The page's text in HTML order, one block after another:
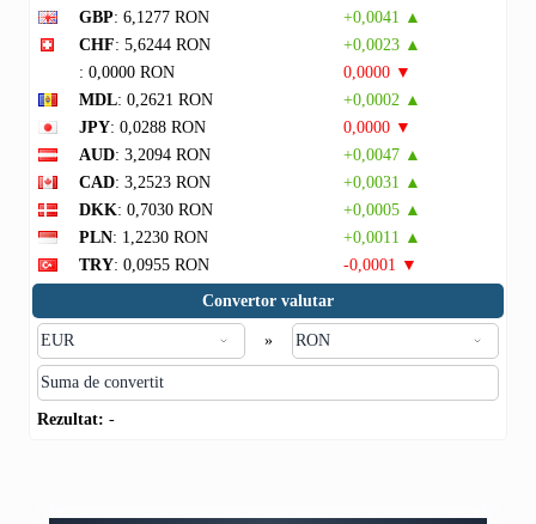
GBP: 6,1277 RON
+0,0041 ▲
CHF: 5,6244 RON
+0,0023 ▲
: 0,0000 RON
0,0000 ▼
MDL: 0,2621 RON
+0,0002 ▲
JPY: 0,0288 RON
0,0000 ▼
AUD: 3,2094 RON
+0,0047 ▲
CAD: 3,2523 RON
+0,0031 ▲
DKK: 0,7030 RON
+0,0005 ▲
PLN: 1,2230 RON
+0,0011 ▲
TRY: 0,0955 RON
-0,0001 ▼
Convertor valutar
»
Rezultat: -